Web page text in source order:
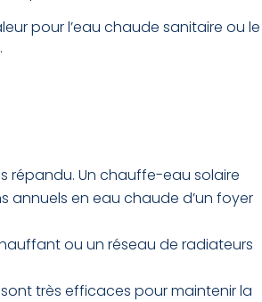
pour l’eau chaude sanitaire ou le
répandu. Un chauffe-eau solaire
annuels en eau chaude d’un foyer
ou un réseau de radiateurs
très efficaces pour maintenir la